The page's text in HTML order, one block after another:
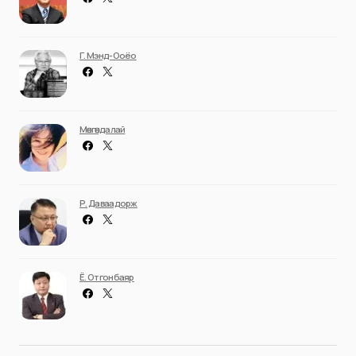
Г. Мэнд-Ооёо
Мөнгөндалай
Р. Даваадорж
Ё. Отгонбаяр